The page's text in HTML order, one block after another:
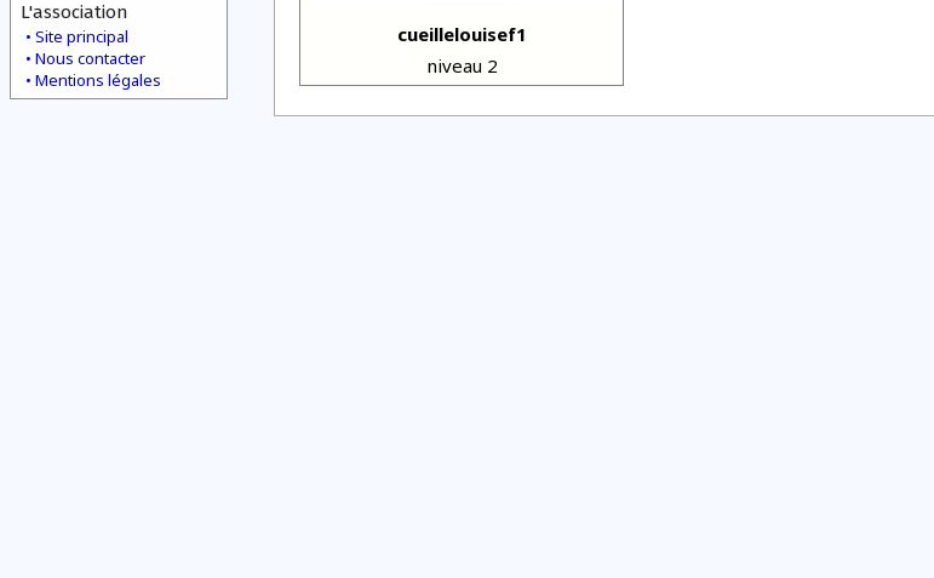
L'association
Site principal
Nous contacter
Mentions légales
cueillelouisef1
niveau 2